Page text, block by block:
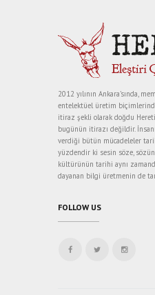
2012 yılının Ankara’sında,
entelektüel üretim
itiraz şekli olarak doğdu
bugünün itirazı değildir.
verdiği bütün mücadeleler
yüzdendir ki sesin söze,
kültürünün tarihi aynı
dayanan bilgi üretmenin de
FOLLOW US